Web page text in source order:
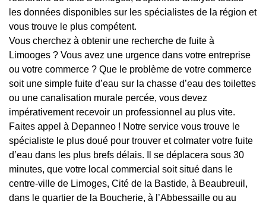
les données disponibles sur les spécialistes de la région et
vous trouve le plus compétent.
Vous cherchez à obtenir une recherche de fuite à
Limooges ? Vous avez une urgence dans votre entreprise
ou votre commerce ? Que le problème de votre commerce
soit une simple fuite d’eau sur la chasse d’eau des toilettes
ou une canalisation murale percée, vous devez
impérativement recevoir un professionnel au plus vite.
Faites appel à Depanneo ! Notre service vous trouve le
spécialiste le plus doué pour trouver et colmater votre fuite
d’eau dans les plus brefs délais. Il se déplacera sous 30
minutes, que votre local commercial soit situé dans le
centre-ville de Limoges, Cité de la Bastide, à Beaubreuil,
dans le quartier de la Boucherie, à l’Abbessaille ou au